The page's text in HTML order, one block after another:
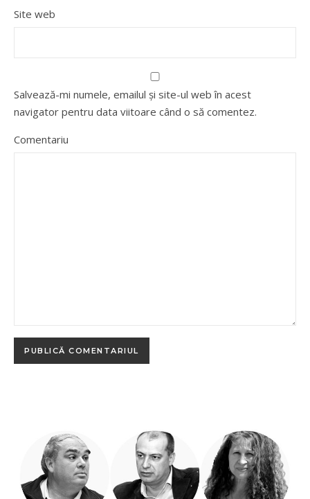
Site web
Salvează-mi numele, emailul și site-ul web în acest
navigator pentru data viitoare când o să comentez.
Comentariu